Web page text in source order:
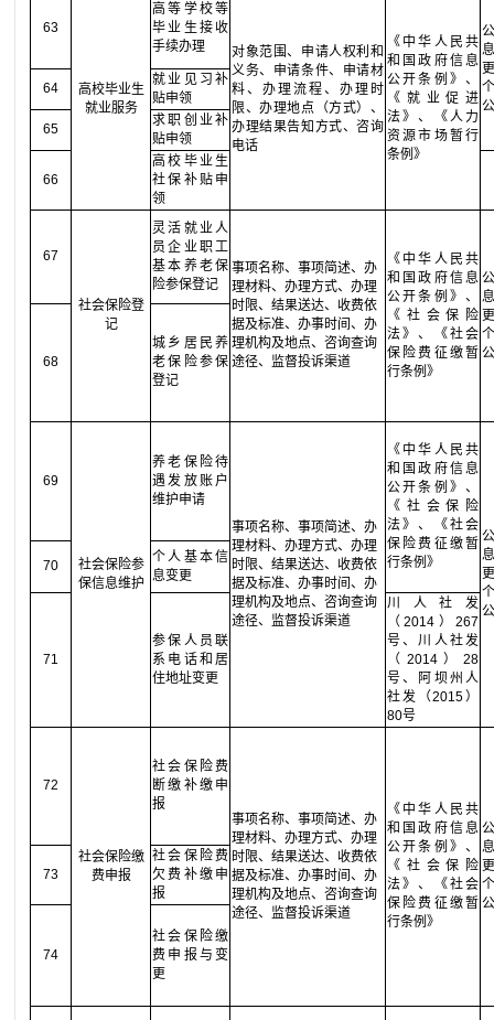
63
高校毕业生
就业服务
高等学校等
毕业生接收
手续办理
对象范围、申请人权利和
义务、申请条件、申请材
料、办理流程、办理时
限、办理地点（方式）、
办理结果告知方式、咨询
电话
《中华人民共
和国政府信息
公开条例》、
《就业促进
法》、《人力
资源市场暂行
条例》
64
就业见习补
贴申领
65
求职创业补
贴申领
66
高校毕业生
社保补贴申
领
67
社会保险登
记
灵活就业人
员企业职工
基本养老保
险参保登记
事项名称、事项简述、办
理材料、办理方式、办理
时限、结果送达、收费依
据及标准、办事时间、办
理机构及地点、咨询查询
途径、监督投诉渠道
《中华人民共
和国政府信息
公开条例》、
《社会保险
法》、《社会
保险费征缴暂
行条例》
68
城乡居民养
老保险参保
登记
69
社会保险参
保信息维护
养老保险待
遇发放账户
维护申请
事项名称、事项简述、办
理材料、办理方式、办理
时限、结果送达、收费依
据及标准、办事时间、办
理机构及地点、咨询查询
途径、监督投诉渠道
《中华人民共
和国政府信息
公开条例》、
《社会保险
法》、《社会
保险费征缴暂
行条例》
70
个人基本信
息变更
71
参保人员联
系电话和居
住地址变更
川人社发
（2014）267
号、川人社发
（2014）28
号、阿坝州人
社发（2015）
80号
72
社会保险缴
费申报
社会保险费
断缴补缴申
报
事项名称、事项简述、办
理材料、办理方式、办理
时限、结果送达、收费依
据及标准、办事时间、办
理机构及地点、咨询查询
途径、监督投诉渠道
《中华人民共
和国政府信息
公开条例》、
《社会保险
法》、《社会
保险费征缴暂
行条例》
73
社会保险费
欠费补缴申
报
74
社会保险缴
费申报与变
更